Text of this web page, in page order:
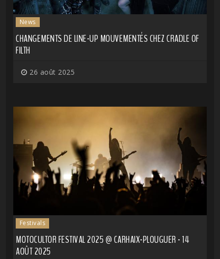
News
CHANGEMENTS DE LINE-UP MOUVEMENTÉS CHEZ CRADLE OF
FILTH
26 août 2025
Festivals
MOTOCULTOR FESTIVAL 2025 @ CARHAIX-PLOUGUER - 14
AOÛT 2025